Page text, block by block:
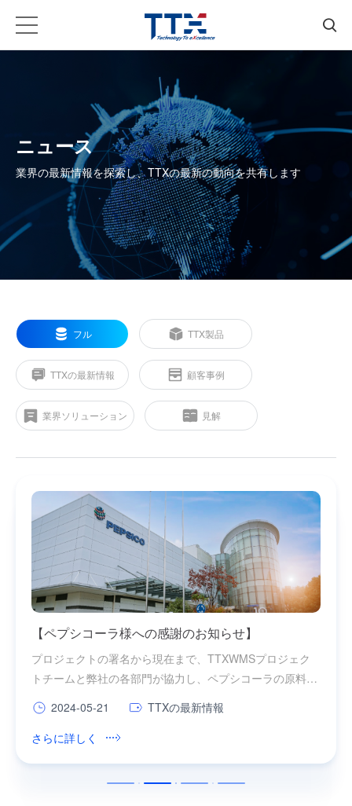
ニュース
業界の最新情報を探索し、TTXの最新の動向を共有します
フル TTX製品
TTXの最新情報 顧客事例
業界ソリューション 見解
【TTXの海外進出】TTXがSSCL SEA 2024・シン
ガポールに出展
中国の主要な物流システムおよびソリューションプロバイ
ダーとして、TTXは本イベントで東南アジアの顧客に先進
した。
2024-10-30
TTXの最新情報
さらに詳しく
【ペプシコーラ様への感謝のお知らせ】
プロジェクトの署名から現在まで、TTXWMSプロジェク
トチームと弊社の各部門が協力し、ペプシコーラの原料倉
トがすべて成功裏に稼働を開始しました！
2024-05-21
TTXの最新情報
さらに詳しく
TTXはAIMアラブ首長国連邦国際投資年会に登場
し、企業のデジタル化サプライチェーンの進展を推
進しました。
TTXは中国の主要な物流システムおよびソリューションプ
ロバイダーとして、AIM年会の優れた出展企業の一つに選
価値を展示し、さらなる国際的な協力の機会を模索しまし
た。
2024-05-09
TTXの最新情報
さらに詳しく
中国医药装备のリーディング企業であるTruking
は、60万種類以上の物料と30以上の倉庫をどのよ
うに管理していますか？
Trukingの情報管理、経営管理、倉庫業務などの現状を整
理した結果、TTXは彼らに倉庫内物流のデジタルソリュー
庫、出庫時の在庫検索、配送の受け入れ、グローバルな在
庫管理、タスクスケジューリング、装置の協調処理などを
2024-04-25
顧客事例
さらに詳しく